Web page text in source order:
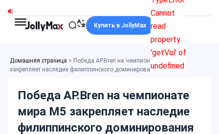
содержимому
Cannot
read
property
'getVal' of
undefined
Купить в JollyMax
Домашняя страница > Победа AP.Bren на чемпионате мира M5
закрепляет наследие филиппинского доминирования в MLBB
Победа AP.Bren на чемпионате
мира M5 закрепляет наследие
филиппинского доминирования